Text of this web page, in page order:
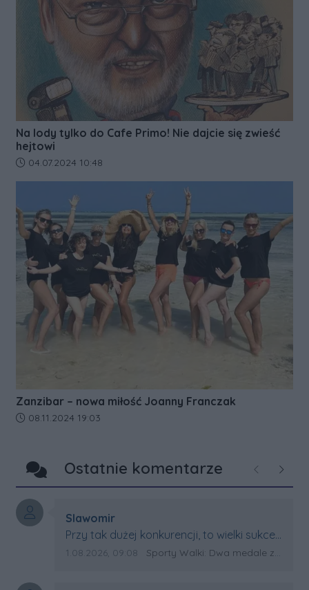
Na lody tylko do Cafe Primo! Nie dajcie się zwieść
hejtowi
Data dodania artykułu:
04.07.2024 10:48
Zanzibar – nowa miłość Joanny Franczak
Data dodania artykułu:
08.11.2024 19:03
Ostatnie komentarze Poprzednie
Autor komentarza:
Slawomir
Treść komentarza:
Przy tak dużej konkurencji, to wielki sukces
Artura. Gratulacje !
Data dodania komentarza:
1.08.2026, 09:08 Źródło komentarza:
Sporty Walki: Dwa medale za oceanem